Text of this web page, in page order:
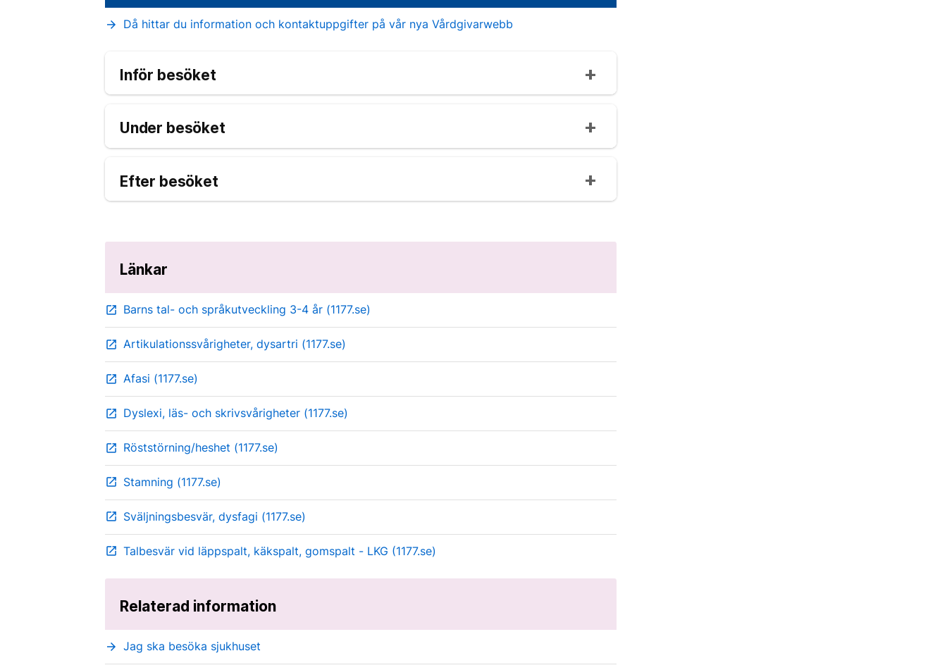
arrow_forward Då hittar du information och kontaktuppgifter på vår nya Vårdgivarwebb
Inför besöket
Under besöket
Efter besöket
Länkar
open_in_new Barns tal- och språkutveckling 3-4 år (1177.se)
open_in_new Artikulationssvårigheter, dysartri (1177.se)
open_in_new Afasi (1177.se)
open_in_new Dyslexi, läs- och skrivsvårigheter (1177.se)
open_in_new Röststörning/heshet (1177.se)
open_in_new Stamning (1177.se)
open_in_new Sväljningsbesvär, dysfagi (1177.se)
open_in_new Talbesvär vid läppspalt, käkspalt, gomspalt - LKG (1177.se)
Relaterad information
arrow_forward Jag ska besöka sjukhuset